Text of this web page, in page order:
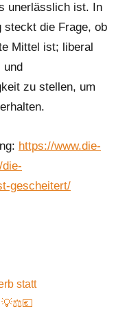
unerlässlich ist. In
steckt die Frage, ob
Mittel ist; liberal
und
zu stellen, um
https://www.die-
gescheitert/
statt
💡⚖️💶